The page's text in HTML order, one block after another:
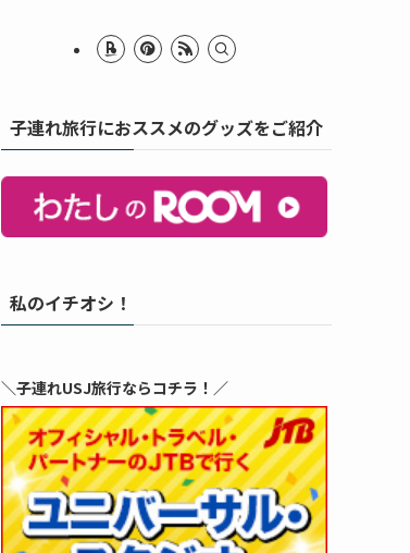
子連れ旅行におススメのグッズをご紹介
私のイチオシ！
＼子連れUSJ旅行ならコチラ！／